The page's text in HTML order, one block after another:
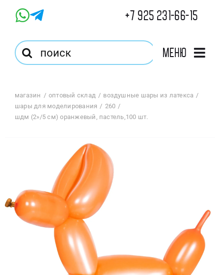
+7 925 231-66-15
Результат
поиска:
Меню
Магазин
Оптовый Магазин
Корзина
Избранное
Доставка
магазин оптовый склад
воздушные шары из латекса
шары для моделирования
260
шдм (2»/5 см) оранжевый, пастель,100 шт.